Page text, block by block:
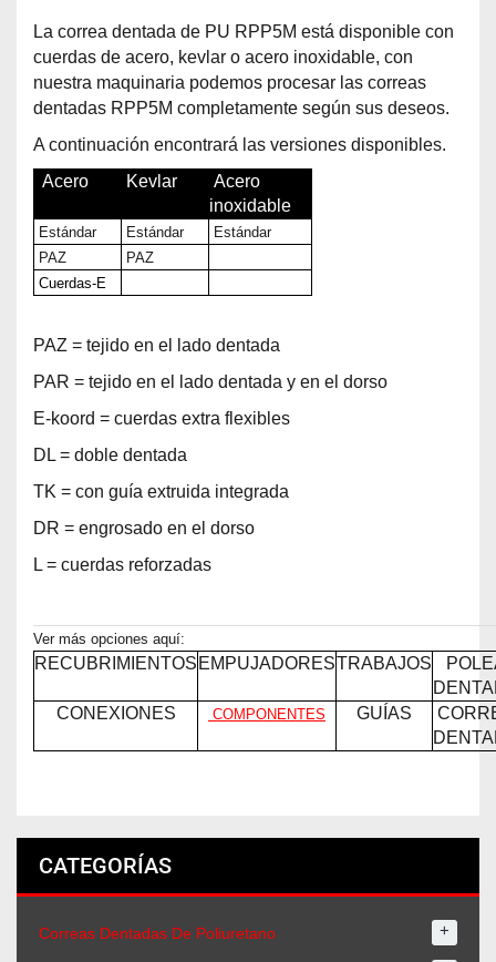
La correa dentada de PU RPP5M está disponible con
cuerdas de acero, kevlar o acero inoxidable, con
nuestra maquinaria podemos procesar las correas
dentadas RPP5M completamente según sus deseos.
A continuación encontrará las versiones disponibles.
Acero
Kevlar
Acero
inoxidable
Estándar Estándar
Estándar
PAZ
PAZ
Cuerdas-E
PAZ = tejido en el lado dentada
PAR = tejido en el lado dentada y en el dorso
E-koord = cuerdas extra flexibles
DL = doble dentada
TK = con guía extruida integrada
DR = engrosado en el dorso
L = cuerdas reforzadas
Ver más opciones aquí:
RECUBRIMIENTOS EMPUJADORESTRABAJOS
CONEXIONES
COMPONENTES GUÍAS
CATEGORÍAS
Correas Dentadas De Poliuretano +